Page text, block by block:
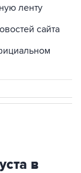
ленту
сайта
в